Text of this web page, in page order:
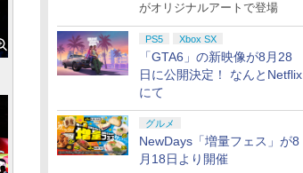
がオリジナルアートで登場
PS5 Xbox SX
「GTA6」の新映像が8月28
日に公開決定！ なんとNetflix
にて
グルメ
NewDays「増量フェス」が8
月18日より開催